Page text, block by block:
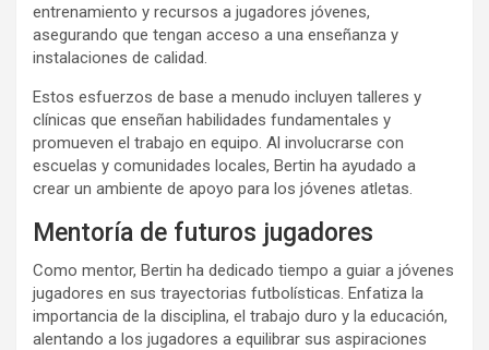
entrenamiento y recursos a jugadores jóvenes,
asegurando que tengan acceso a una enseñanza y
instalaciones de calidad.
Estos esfuerzos de base a menudo incluyen talleres y
clínicas que enseñan habilidades fundamentales y
promueven el trabajo en equipo. Al involucrarse con
escuelas y comunidades locales, Bertin ha ayudado a
crear un ambiente de apoyo para los jóvenes atletas.
Mentoría de futuros jugadores
Como mentor, Bertin ha dedicado tiempo a guiar a jóvenes
jugadores en sus trayectorias futbolísticas. Enfatiza la
importancia de la disciplina, el trabajo duro y la educación,
alentando a los jugadores a equilibrar sus aspiraciones